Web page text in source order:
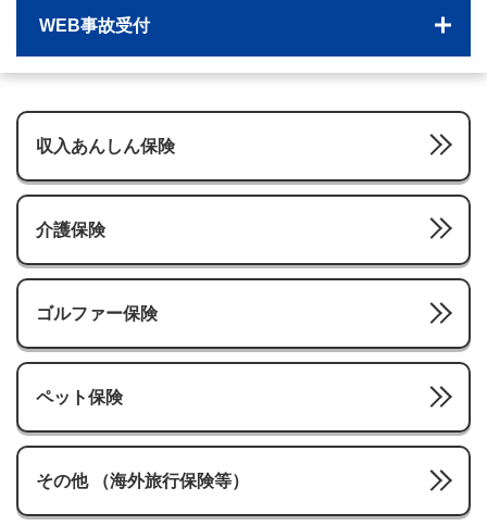
WEB事故受付
収入あんしん保険
介護保険
ゴルファー保険
ペット保険
その他 （海外旅行保険等）